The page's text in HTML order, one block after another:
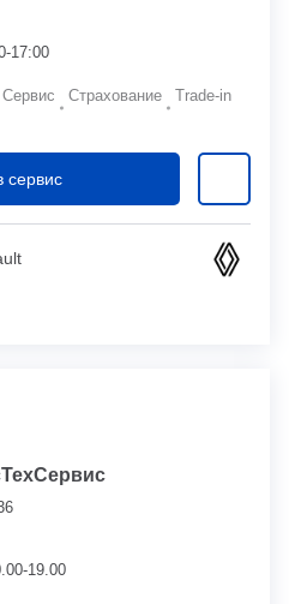
17:00
Сервис Страхование Trade-in
сервис
19.00